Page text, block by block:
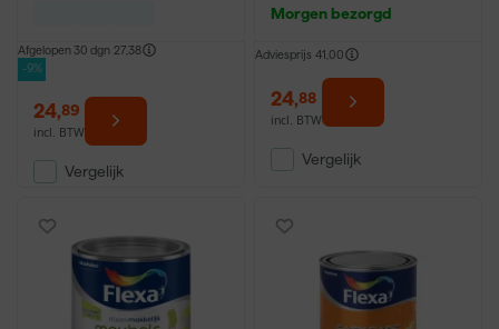
Afgelopen 30 dgn 27,38
-9%
24,89
incl. BTW
Vergelijk
Morgen bezorgd
Adviesprijs 41,00
24,88
incl. BTW
Vergelijk